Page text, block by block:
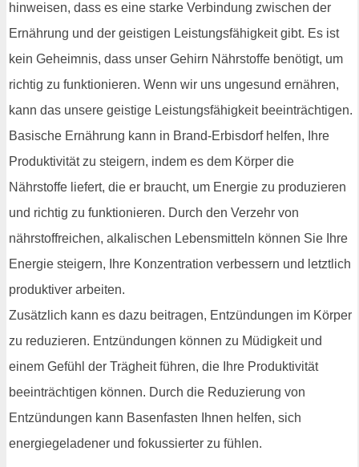
hinweisen, dass es eine starke Verbindung zwischen der
Ernährung und der geistigen Leistungsfähigkeit gibt. Es ist
kein Geheimnis, dass unser Gehirn Nährstoffe benötigt, um
richtig zu funktionieren. Wenn wir uns ungesund ernähren,
kann das unsere geistige Leistungsfähigkeit beeinträchtigen.
Basische Ernährung kann in Brand-Erbisdorf helfen, Ihre
Produktivität zu steigern, indem es dem Körper die
Nährstoffe liefert, die er braucht, um Energie zu produzieren
und richtig zu funktionieren. Durch den Verzehr von
nährstoffreichen, alkalischen Lebensmitteln können Sie Ihre
Energie steigern, Ihre Konzentration verbessern und letztlich
produktiver arbeiten.
Zusätzlich kann es dazu beitragen, Entzündungen im Körper
zu reduzieren. Entzündungen können zu Müdigkeit und
einem Gefühl der Trägheit führen, die Ihre Produktivität
beeinträchtigen können. Durch die Reduzierung von
Entzündungen kann Basenfasten Ihnen helfen, sich
energiegeladener und fokussierter zu fühlen.